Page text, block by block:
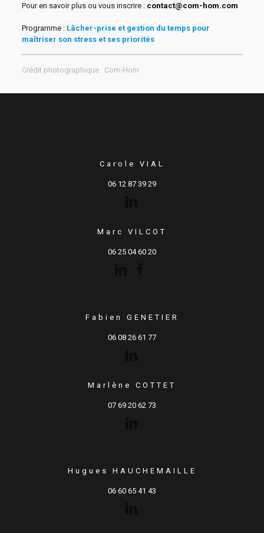
Pour en savoir plus ou vous inscrire : contact@com-hom.com
Programme : Lâcher-prise et gestion du temps pour
maîtriser son stress et ses priorités
Crédit photographique : Com-Hom
Carole VIAL
06 12 87 39 29
Marc VILCOT
06 25 04 60 20
Fabien GENETIER
06 08 26 61 77
Marlène COTTET
07 69 20 62 73
Hugues HAUCHEMAILLE
06 60 65 41 43